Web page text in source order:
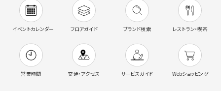
イベントカレンダー フロアガイド ブランド検索 レストラン・喫茶
営業時間 交通・アクセス サービスガイド Webショッピング